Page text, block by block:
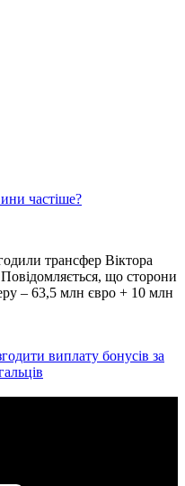
частіше?
трансфер Віктора
що сторони
– 63,5 млн євро + 10 млн
виплату бонусів за